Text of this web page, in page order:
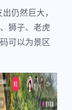
仍然巨大，
狮子、老虎
可以为景区